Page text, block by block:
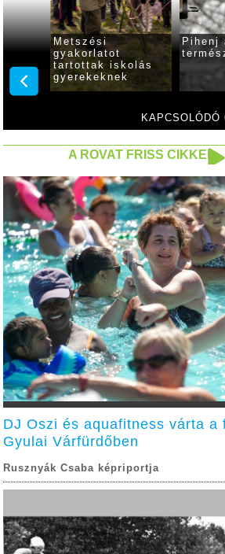
KAPCSOLÓDÓ
Metszési
gyakorlatot
tartottak iskolás
gyerekeknek
Pihenj
A ROVAT FRISS CIKKEI
DJ Oszi és aquafitness várta a
Gyulai Várfürdőben
Rusznyák Csaba képriportja